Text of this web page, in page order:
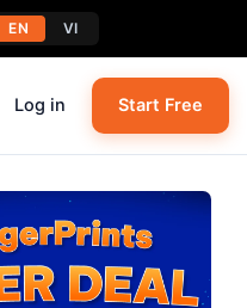
EN VI
Log in Start Free